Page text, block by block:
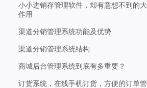
小小进销存管理软件，却有意想不到的大
作用
渠道分销管理系统功能及优势
渠道分销管理系统结构
商城后台管理系统到底有多重要？
订货系统，在线手机订货，方便的订单管